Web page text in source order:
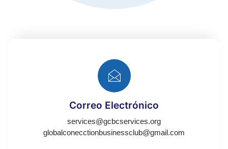
Correo Electrónico
services@gcbcservices.org
globalconecctionbusinessclub@gmail.com